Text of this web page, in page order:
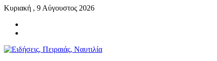
Κυριακή , 9 Αύγουστος 2026